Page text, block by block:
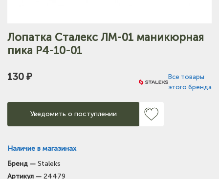
Лопатка Сталекс ЛМ-01 маникюрная
пика P4-10-01
130 ₽
Все товары
этого бренда
Уведомить о поступлении
Наличие в магазинах
Тел: +7-3854-222-223
Бренд — Staleks
Артикул — 24479